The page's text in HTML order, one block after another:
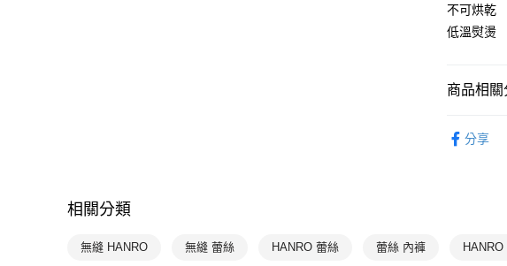
台灣樂
運送方式
每筆
付款後萊
宅配
不可烘乾
低溫熨燙
商品相關
分享
相關分類
無縫 HANRO 無縫 蕾絲 HANRO 蕾絲 蕾絲 內褲